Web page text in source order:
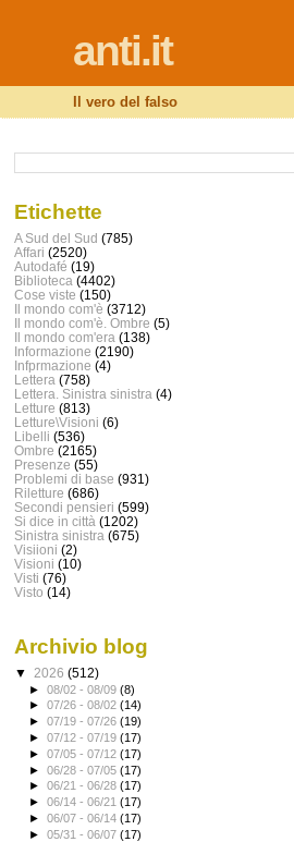
anti.it
Il vero del falso
Etichette
A Sud del Sud (785)
Affari (2520)
Autodafé (19)
Biblioteca (4402)
Cose viste (150)
Il mondo com'è (3712)
Il mondo com'è. Ombre (5)
Il mondo com'era (138)
Informazione (2190)
Infprmazione (4)
Lettera (758)
Lettera. Sinistra sinistra (4)
Letture (813)
Letture\Visioni (6)
Libelli (536)
Ombre (2165)
Presenze (55)
Problemi di base (931)
Riletture (686)
Secondi pensieri (599)
Si dice in città (1202)
Sinistra sinistra (675)
Visiioni (2)
Visioni (10)
Visti (76)
Visto (14)
Archivio blog
▼ 2026 (512)
►08/02 - 08/09(8)
►07/26 - 08/02(14)
►07/19 - 07/26(19)
►07/12 - 07/19(17)
►07/05 - 07/12(17)
►06/28 - 07/05(17)
►06/21 - 06/28(17)
►06/14 - 06/21(17)
►06/07 - 06/14(17)
►05/31 - 06/07(17)